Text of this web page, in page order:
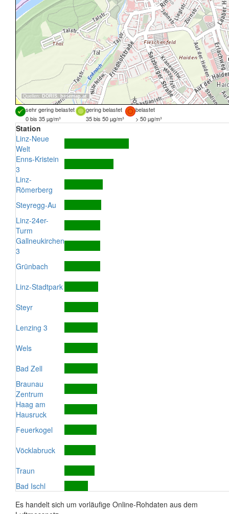
Quellen: DORIS, basemap.at
sehr gering belastet gering belastet
belastet
0 bis 35 µg/m³
35 bis 50 µg/m³ > 50 µg/m³
Station
Linz-Neue
Welt
Enns-Kristein
3
Linz-
Römerberg
Steyregg-Au
Linz-24er-
Turm
Gallneukirchen
3
Grünbach
Linz-Stadtpark
Steyr
Lenzing 3
Wels
Bad Zell
Braunau
Zentrum
Haag am
Hausruck
Feuerkogel
Vöcklabruck
Traun
Bad Ischl
Es handelt sich um vorläufige Online-Rohdaten aus dem